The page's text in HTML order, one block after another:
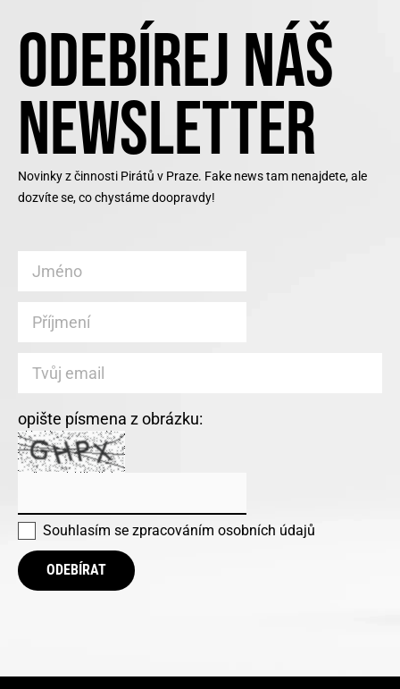
ODEBÍREJ NÁŠ
NEWSLETTER
Novinky z činnosti Pirátů v Praze. Fake news tam nenajdete, ale
dozvíte se, co chystáme doopravdy!
opište písmena z obrázku:
Souhlasím se zpracováním osobních údajů
ODEBÍRAT